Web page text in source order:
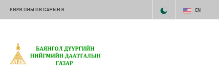
2026 ОНЫ 08 САРЫН 8 EN